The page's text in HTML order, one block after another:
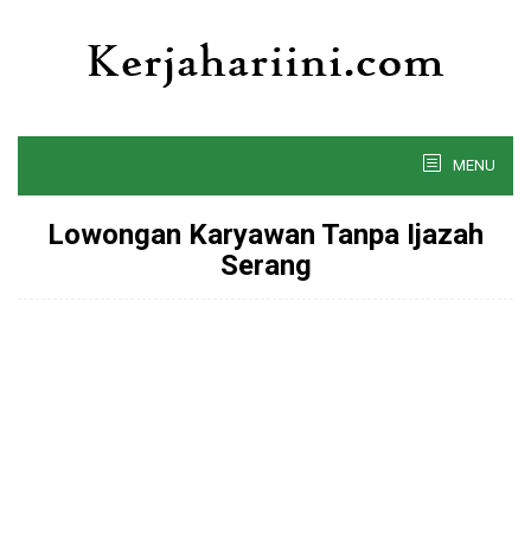
MENU
Lowongan Karyawan Tanpa Ijazah
Serang